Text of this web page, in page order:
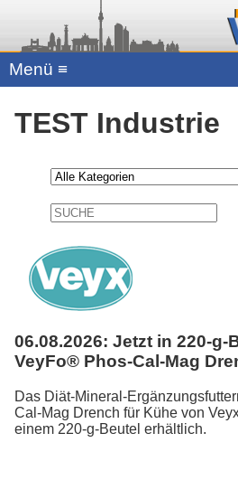
Menü ≡
TEST Industrie
06.08.2026: Jetzt in 220-g-
VeyFo® Phos-Cal-Mag
Das Diät-Mineral-
Cal-Mag Drench für Kühe von
einem 220-g-Beutel erhältlich.